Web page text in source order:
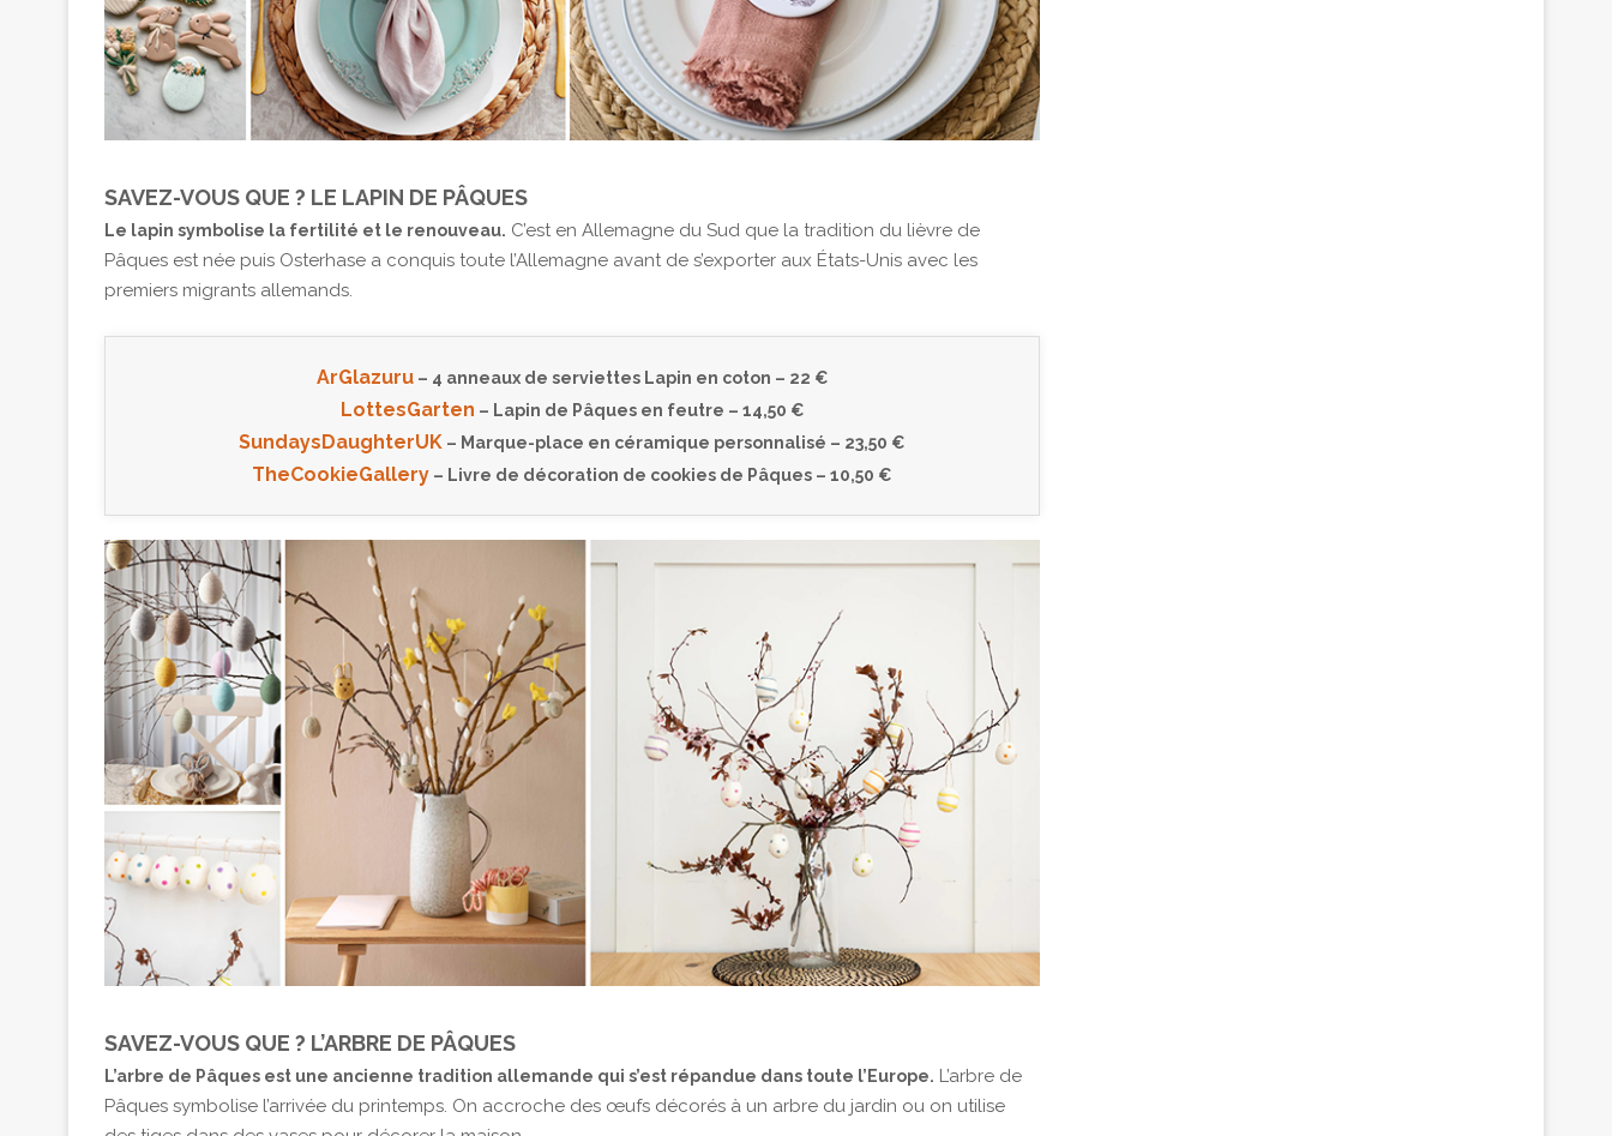
SAVEZ-VOUS QUE ? LE LAPIN DE PÂQUES
Le lapin symbolise la fertilité et le renouveau. C’est en Allemagne du Sud que la tradition du lièvre de
Pâques est née puis Osterhase a conquis toute l’Allemagne avant de s’exporter aux États-Unis avec les
premiers migrants allemands.
ArGlazuru– 4 anneaux de serviettes Lapin en coton – 22 €
LottesGarten – Lapin de Pâques en feutre – 14,50 €
SundaysDaughterUK – Marque-place en céramique personnalisé – 23,50 €
TheCookieGallery – Livre de décoration de cookies de Pâques – 10,50 €
SAVEZ-VOUS QUE ? L’ARBRE DE PÂQUES
L’arbre de Pâques est une ancienne tradition allemande qui s’est répandue dans toute l’Europe. L’arbre de
Pâques symbolise l’arrivée du printemps. On accroche des œufs décorés à un arbre du jardin ou on utilise